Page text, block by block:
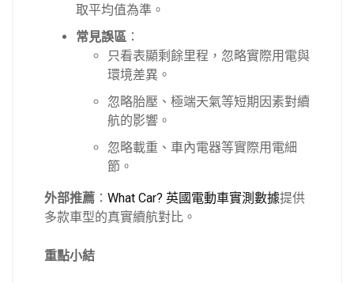
取平均值為準。
常見誤區 ：
只看表顯剩餘里程，忽略實際用電與
環境差異。
忽略胎壓、極端天氣等短期因素對續
航的影響。
忽略載重、車內電器等實際用電細
節。
外部推薦 ： What Car? 英國電動車實測數據提供
多款車型的真實續航對比。
重點小結